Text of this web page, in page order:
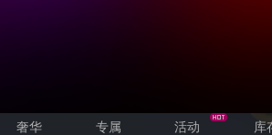
奢华 专属 活动 库